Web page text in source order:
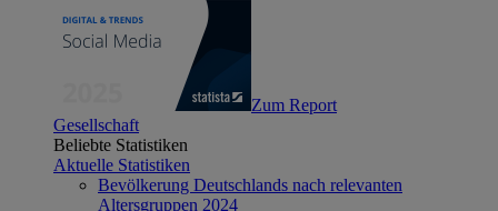
Zum Report
Gesellschaft
Beliebte Statistiken
Aktuelle Statistiken
Bevölkerung Deutschlands nach relevanten
Altersgruppen 2024